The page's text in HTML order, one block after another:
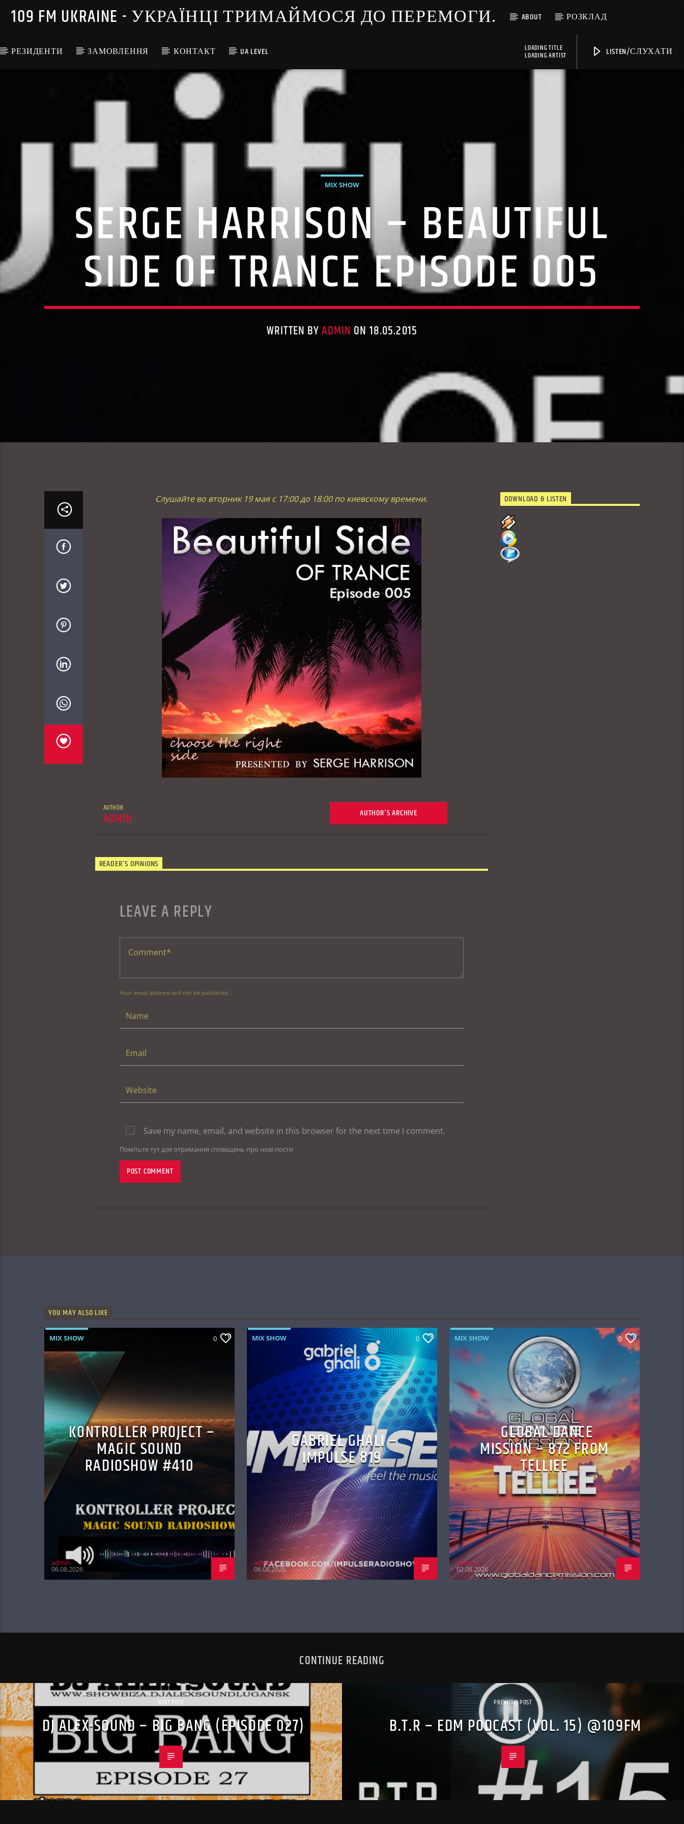
109 FM UKRAINE - УКРАЇНЦІ ТРИМАЙМОСЯ ДО ПЕРЕМОГИ. ABOUT РОЗКЛАД
РЕЗИДЕНТИ ЗАМОВЛЕННЯ КОНТАКТ UA LEVEL LISTEN/СЛУХАТИ
LOADING TITLE
LOADING ARTIST
MIX SHOW
SERGE HARRISON – BEAUTIFUL
SIDE OF TRANCE EPISODE 005
WRITTEN BYADMIN ON 18.05.2015
Слушайте во вторник 19 мая с 17:00 до 18:00 по киевскому времени.
AUTHOR
ADMIN AUTHOR'S ARCHIVE
READER'S OPINIONS
LEAVE A REPLY
Your email address will not be published.
Save my name, email, and website in this browser for the next time I comment.
Помітьте тут для отримання сповіщень про нові пости
DOWNLOAD & LISTEN
YOU MAY ALSO LIKE
MIX SHOW 0
KONTROLLER PROJECT –
MAGIC SOUND
RADIOSHOW #410
admin
06.08.2026
MIX SHOW 0
GABRIEL GHALI –
IMPULSE 819
admin
06.08.2026
MIX SHOW 0
GLOBAL DANCE
MISSION – 872 FROM
TELLIEE
admin
02.08.2026
CONTINUE READING
NEXT POST
DJ ALEX-SOUND – BIG BANG (EPISODE 027)
PREVIOUS POST
B.T.R – EDM PODCAST (VOL. 15) @109FM